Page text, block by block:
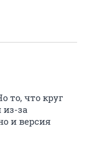
то, что круг
за
и версия